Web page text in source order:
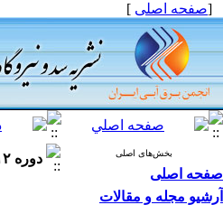
[صفحه اصلی ]
بخش‌های اصلی
صفحه اصلی
آرشیو مجله و مقالات
دوره ۱۲، شماره ۳۸ - ( ۹-۱۴۰۴ )